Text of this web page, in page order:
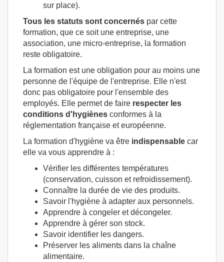
sur place).
Tous les statuts sont concernés par cette
formation, que ce soit une entreprise, une
association, une micro-entreprise, la formation
reste obligatoire.
La formation est une obligation pour au moins une
personne de l'équipe de l'entreprise. Elle n'est
donc pas obligatoire pour l'ensemble des
employés. Elle permet de faire respecter les
conditions d'hygiènes conformes à la
réglementation française et européenne.
La formation d'hygiène va être indispensable car
elle va vous apprendre à :
Vérifier les différentes températures
(conservation, cuisson et refroidissement).
Connaître la durée de vie des produits.
Savoir l'hygiène à adapter aux personnels.
Apprendre à congeler et décongeler.
Apprendre à gérer son stock.
Savoir identifier les dangers.
Préserver les aliments dans la chaîne
alimentaire.